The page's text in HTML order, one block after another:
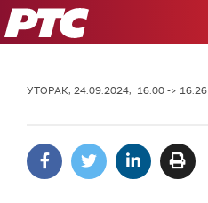
РТС
УТОРАК, 24.09.2024, 16:00 -> 16:26